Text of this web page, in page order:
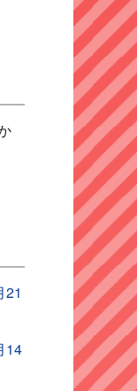
21
14